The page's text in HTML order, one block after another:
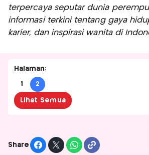
terpercaya seputar dunia
informasi terkini tentang gaya
karier, dan inspirasi wanita di
Halaman:
1 2
Lihat Semua
Share